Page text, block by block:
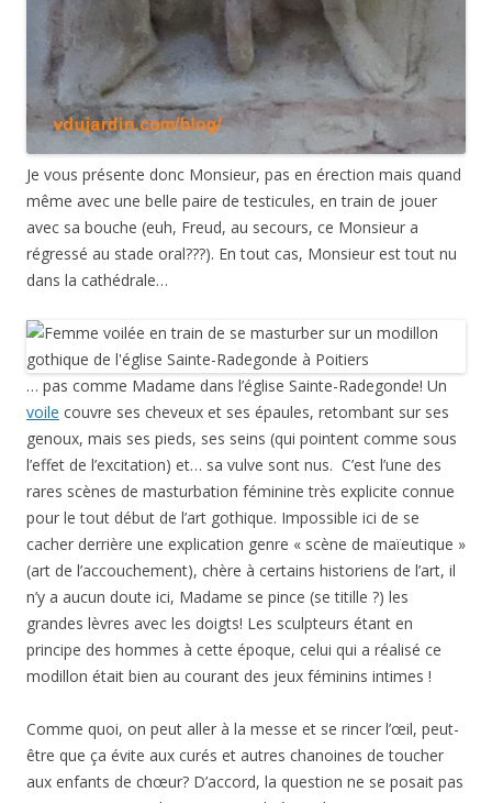
Je vous présente donc Monsieur, pas en érection mais quand
même avec une belle paire de testicules, en train de jouer
avec sa bouche (euh, Freud, au secours, ce Monsieur a
régressé au stade oral???). En tout cas, Monsieur est tout nu
dans la cathédrale…
… pas comme Madame dans l’église Sainte-Radegonde! Un
voile couvre ses cheveux et ses épaules, retombant sur ses
genoux, mais ses pieds, ses seins (qui pointent comme sous
l’effet de l’excitation) et… sa vulve sont nus. C’est l’une des
rares scènes de masturbation féminine très explicite connue
pour le tout début de l’art gothique. Impossible ici de se
cacher derrière une explication genre « scène de maïeutique »
(art de l’accouchement), chère à certains historiens de l’art, il
n’y a aucun doute ici, Madame se pince (se titille ?) les
grandes lèvres avec les doigts! Les sculpteurs étant en
principe des hommes à cette époque, celui qui a réalisé ce
modillon était bien au courant des jeux féminins intimes !
Comme quoi, on peut aller à la messe et se rincer l’œil, peut-
être que ça évite aux curés et autres chanoines de toucher
aux enfants de chœur? D’accord, la question ne se posait pas